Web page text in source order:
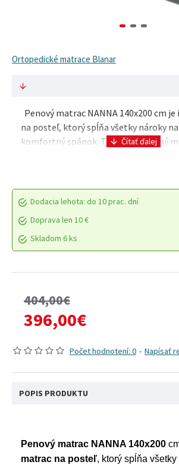
Ortopedické matrace Blanar
Penový matrac NANNA 140x200 cm
na posteľ, ktorý spĺňa všetky nároky na
komfortný spánok. Tento zdravotný
Dodacia lehota: do 10 prac. dní
Doprava len 10 €
Skladom 6 ks
Počet hodnotení: 0 - Napísať
404,00€
396,00€
POPIS PRODUKTU
Penový matrac NANNA 140x200
matrac na posteľ, ktorý spĺňa